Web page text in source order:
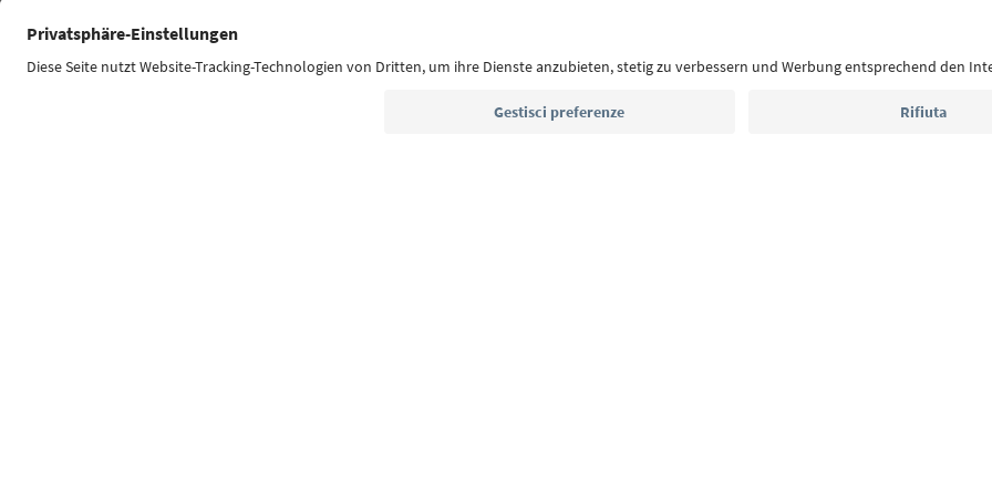
Con la newsletter dell’Alto Adige ricevi consigli per
Indirizzo e-mail*